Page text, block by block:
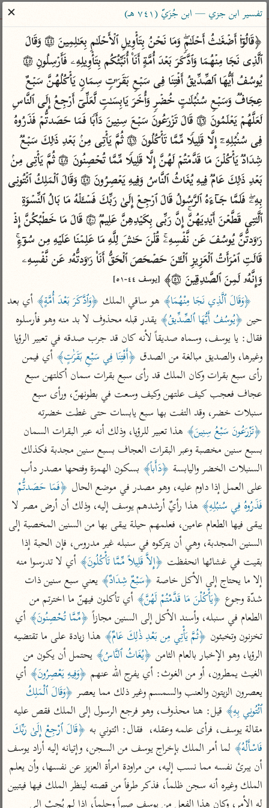
ساهم معنا في نشر القرآن والعلم الشرعي
الباحث القرآني
بحث تفسير علوم مصاحف معاجم
Type 2 or more characters for results.
Type 1 or more
characters for results.
أمّهات
تفسير الطبري
تفسير ابن كثير
تفسير القرطبي
تفسير البغوي
جمع الأقوال
تفسير ابن الجوزي
تفسير الماوردي
منتقاة
تفسير ابن القيم
تفسير ابن تيمية
عامّة
تفسير السمعاني
تفسير مكّي
محاسن التأويل
للقاسمي
تفسير الثعالبي
تفسير السمرقندي
تفسير الثعلبي
عامّة
فتح البيان للقنوجي
فتح القدير للشوكاني
تفسير ابن جزي
موسوعات
تفسير الآلوسي
تفسير الرازي
أخرى
أضواء البيان
نظم الدرر للبقاعي
لغة وبلاغة
التحرير والتنوير
المحرر الوجيز لابن
عطية
البحر المحيط لأبي
حيان
البسيط للواحدي
تفسير أبي السعود
الكشاف للزمخشري
معاصرة
الميسر
المختصر في
التفسير
تفسير السعدي
أيسر التفاسير
القرآن – تدبر وعمل
تفسير ابن عثيمين
مركَّزة العبارة
تفسير الجلالين
جامع البيان للإيجي
تفسير البيضاوي
تفسير النسفي
الوجيز للواحدي
تفسير ابن أبي زمنين
آثار
موسوعة التفسير
المأثور
الدر المنثور
تفسير ابن أبي حاتم
تفسير مقاتل
تفسير قتادة
اشترك لتصلك أخبار مشاريعنا
اشترك
راسلنا •تليجرام •تويتر
تعليمات •عن الباحث القرآني
تفسير ابن جزي — ابن جُزَيّ (٧٤١ هـ)
✕
فِی سُنۢبُلِهِۦۤ إِلَّا قَلِیلࣰا مِّمَّا تَأۡكُلُونَ ۝٤٧ ثُمَّ یَأۡتِی مِنۢ بَعۡدِ ذَ ٰ⁠لِكَ سَبۡعࣱ
رَ ٰ⁠وَدتُّنَّ یُوسُفَ عَن نَّفۡسِهِۦۚ قُلۡنَ حَـٰشَ لِلَّهِ مَا عَلِمۡنَا عَلَیۡهِ مِن سُوۤءࣲۚ
وَإِنَّهُۥ لَمِنَ ٱلصَّـٰدِقِینَ ۝٥١﴾
[يوسف ٤٤-٥١]
﴿وَقَالَ ٱلَّذِي نَجَا مِنْهُمَا﴾ هو ساقي الملك ﴿وَٱدَّكَرَ بَعْدَ أُمَّةٍ﴾
حين ﴿يُوسُفُ أَيُّهَا ٱلصِّدِّيقُ﴾
وغيرها، والصديق مبالغة من الصدق ﴿أَفْتِنَا فِي سَبْعِ بَقَرَٰتٍ﴾
سنبلات خضر، وقد التفت بها سبع يابسات حتى غطت خضرته
﴿تَزْرَعُونَ سَبْعُ سِنِينَ﴾
السنبلات الخضر واليابسة ﴿دَأَباً﴾
على العمل إذا داوم عليه، وهو مصدر في موضع الحال
فَذَرُوهُ فِي سُنبُلِهِ﴾
بقيت في غشائها انحفظت ﴿إِلاَّ قَلِيلاً مِّمَّا تَأْكُلُونَ﴾
إلا ما يحتاج إلى الأكل خاصة ﴿سَبْعٌ شِدَادٌ﴾
شدّة وجوع ﴿يَأْكُلْنَ مَا قَدَّمْتُمْ لَهُنَّ﴾
الطعام في سنبله، وأسند الأكل إلى السنين مجازاً ﴿مِّمَّا تُحْصِنُونَ﴾
تخزنون وتخبئون ﴿ثُمَّ يَأْتِي مِن بَعْدِ ذٰلِكَ عَامٌ﴾
الرؤيا، وهو الإخبار بالعام الثامن ﴿يُغَاثُ ٱلنَّاسُ﴾
الغيث يمطرون، أو من الغوث: أي يفرج الله عنهم ﴿وَفِيهِ يَعْصِرُونَ﴾
يعصرون الزيتون والعنب والسمسم وغير ذلك مما يعصر
ٱئْتُونِي بِهِ﴾
مقالة يوسف، فرأى علمه وعقله،  فقال: ائتوني به
فَاسْأَلْهُ﴾